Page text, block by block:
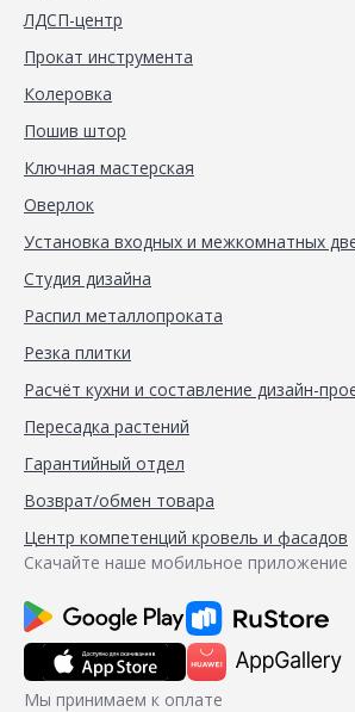
ЛДСП-центр
Прокат инструмента
Колеровка
Пошив штор
Ключная мастерская
Оверлок
Установка входных и межкомнатных
Студия дизайна
Распил металлопроката
Резка плитки
Расчёт кухни и составление дизайн-
Пересадка растений
Гарантийный отдел
Возврат/обмен товара
Центр компетенций кровель и фасадов
Скачайте наше мобильное приложение
Мы принимаем к оплате